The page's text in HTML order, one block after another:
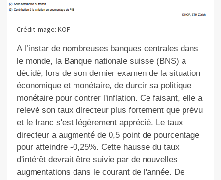
Crédit image: KOF
A l’instar de nombreuses banques centrales dans
le monde, la Banque nationale suisse (BNS) a
décidé, lors de son dernier examen de la situation
économique et monétaire, de durcir sa politique
monétaire pour contrer l'inflation. Ce faisant, elle a
relevé son taux directeur plus fortement que prévu
et le franc s'est légèrement apprécié. Le taux
directeur a augmenté de 0,5 point de pourcentage
pour atteindre -0,25%. Cette hausse du taux
d'intérêt devrait être suivie par de nouvelles
augmentations dans le courant de l'année. De